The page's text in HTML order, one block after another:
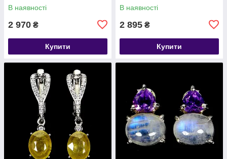
В наявності
2 970 ₴
Купити
В наявності
2 895 ₴
Купити